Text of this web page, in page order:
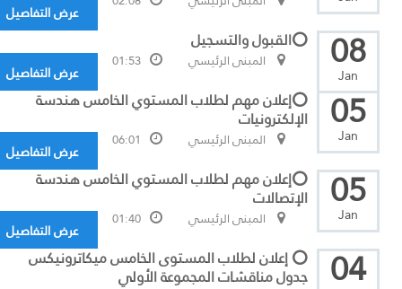
عرض التفاصيل
08
Jan
⭕القبول والتسجيل
المبنى الرئيسي 01:53
عرض التفاصيل
05
Jan
⭕إعلان مهم لطلاب المستوي الخامس هندسة
الإلكترونيات
المبنى الرئيسي 06:01
عرض التفاصيل
05
Jan
⭕إعلان مهم لطلاب المستوي الخامس هندسة
الإتصالات
المبنى الرئيسي 01:40
عرض التفاصيل
04 ⭕ إعلان لطلاب المستوى الخامس ميكاترونيكس
جدول مناقشات المجموعة الأولي